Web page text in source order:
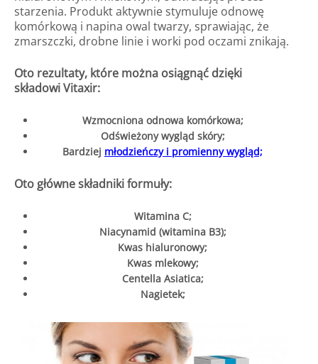
starzenia. Produkt aktywnie stymuluje odnowę
komórkową i napina owal twarzy, sprawiając, że
zmarszczki, drobne linie i worki pod oczami znikają.
Oto rezultaty, które można osiągnąć dzięki
składowi Vitaxir:
Wzmocniona odnowa komórkowa;
Odświeżony wygląd skóry;
Bardziej młodzieńczy i promienny wygląd;
Oto główne składniki formuły:
Witamina C;
Niacynamid (witamina B3);
Kwas hialuronowy;
Kwas mlekowy;
Centella Asiatica;
Nagietek;